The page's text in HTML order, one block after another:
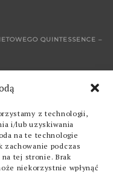
z technologii,
i/lub uzyskiwania
na te technologie
zachowanie podczas
tej stronie. Brak
niekorzystnie wpłynąć
QUINTESSENCE –